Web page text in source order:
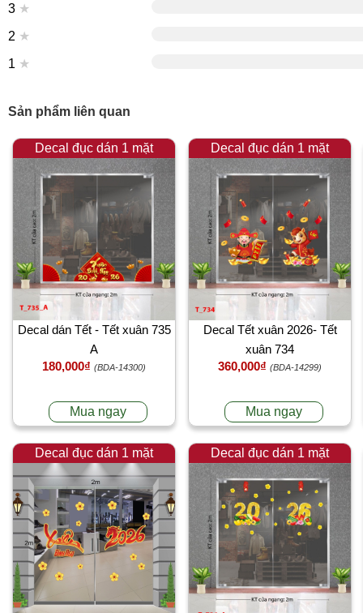
3 ★
2 ★
1 ★
Sản phẩm liên quan
Decal đục dán 1 mặt
Decal dán Tết - Tết xuân 735
A
180,000₫ (BDA-14300)
Mua ngay
Decal đục dán 1 mặt
Decal Tết xuân 2026- Tết
xuân 734
360,000₫ (BDA-14299)
Mua ngay
Decal đục dán 1 mặt Decal đục dán 1 mặt